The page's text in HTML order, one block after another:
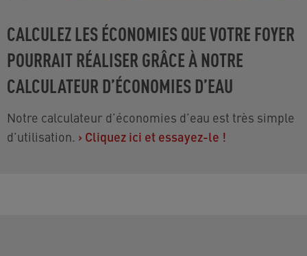
CALCULEZ LES ÉCONOMIES QUE VOTRE FOYER
POURRAIT RÉALISER GRÂCE À NOTRE
CALCULATEUR D’ÉCONOMIES D’EAU
Notre calculateur d’économies d’eau est très simple
d’utilisation. › Cliquez ici et essayez-le !